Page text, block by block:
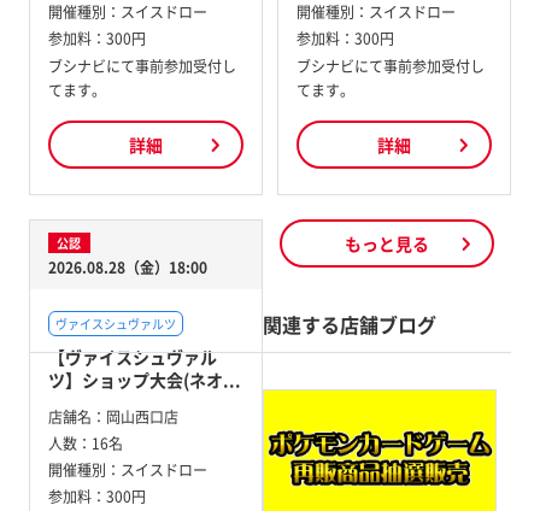
開催種別： スイスドロー
参加料： 300円
ブシナビにて事前参加受付し
てます。
詳細
開催種別： スイスドロー
参加料： 300円
ブシナビにて事前参加受付し
てます。
詳細
公認
2026.08.28（金）18:00
ヴァイスシュヴァルツ
【ヴァイスシュヴァル
ツ】ショップ大会(ネオ...
店舗名： 岡山西口店
人数： 16名
開催種別： スイスドロー
参加料： 300円
もっと見る
関連する店舗ブログ